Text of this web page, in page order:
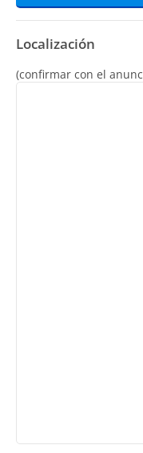
Localización
(confirmar con el